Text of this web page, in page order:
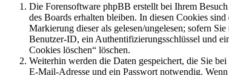
Die Forensoftware phpBB erstellt bei Ihrem
des Boards erhalten bleiben. In diesen Cookies
Markierung dieser als gelesen/ungelesen; sofern
Benutzer-ID, ein Authentifizierungsschlüssel und
Cookies löschen“ löschen.
Weiterhin werden die Daten gespeichert, die Sie
E-Mail-Adresse und ein Passwort notwendig.